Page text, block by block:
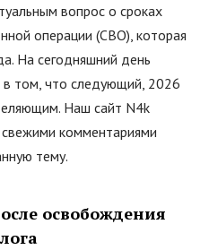
вопрос о сроках
операции (СВО), которая
На сегодняшний день
в том, что следующий, 2026
Наш сайт N4k
свежими комментариями
тему.
освобождения